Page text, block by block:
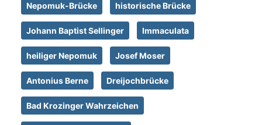
Nepomuk-Brücke historische Brücke
Johann Baptist Sellinger Immaculata
heiliger Nepomuk Josef Moser
Antonius Berne Dreijochbrücke
Bad Krozinger Wahrzeichen